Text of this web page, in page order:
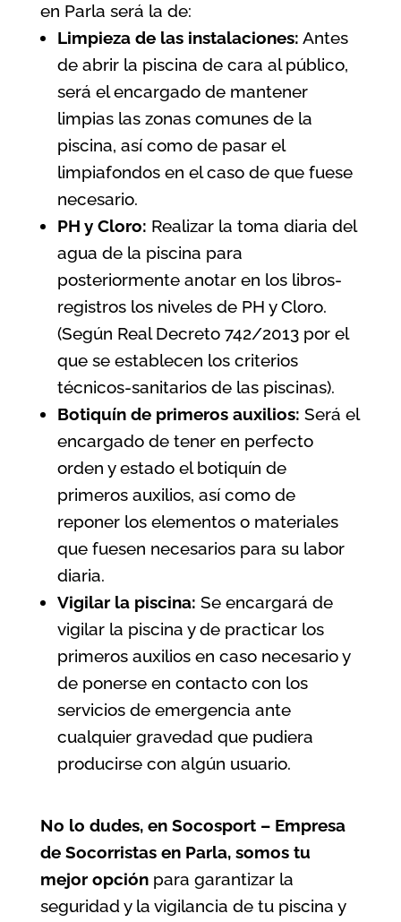
en Parla será la de:
Limpieza de las instalaciones: Antes
de abrir la piscina de cara al público,
será el encargado de mantener
limpias las zonas comunes de la
piscina, así como de pasar el
limpiafondos en el caso de que fuese
necesario.
PH y Cloro: Realizar la toma diaria del
agua de la piscina para
posteriormente anotar en los libros-
registros los niveles de PH y Cloro.
(Según Real Decreto 742/2013 por el
que se establecen los criterios
técnicos-sanitarios de las piscinas).
Botiquín de primeros auxilios: Será el
encargado de tener en perfecto
orden y estado el botiquín de
primeros auxilios, así como de
reponer los elementos o materiales
que fuesen necesarios para su labor
diaria.
Vigilar la piscina: Se encargará de
vigilar la piscina y de practicar los
primeros auxilios en caso necesario y
de ponerse en contacto con los
servicios de emergencia ante
cualquier gravedad que pudiera
producirse con algún usuario.
No lo dudes, en Socosport – Empresa
de Socorristas en Parla, somos tu
mejor opción para garantizar la
seguridad y la vigilancia de tu piscina y